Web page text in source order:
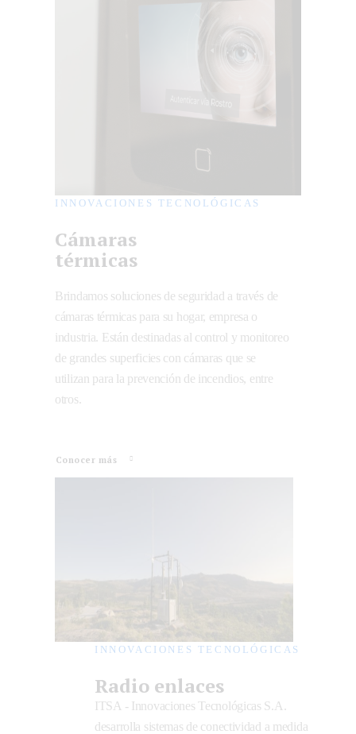
INNOVACIONES TECNOLÓGICAS
Cámaras
térmicas
Brindamos soluciones de seguridad a través de
cámaras térmicas para su hogar, empresa o
industria. Están destinadas al control y monitoreo
de grandes superficies con cámaras que se
utilizan para la prevención de incendios, entre
otros.
Conocer más
INNOVACIONES TECNOLÓGICAS
Radio enlaces
ITSA - Innovaciones Tecnológicas S.A.
desarrolla sistemas de conectividad a medida